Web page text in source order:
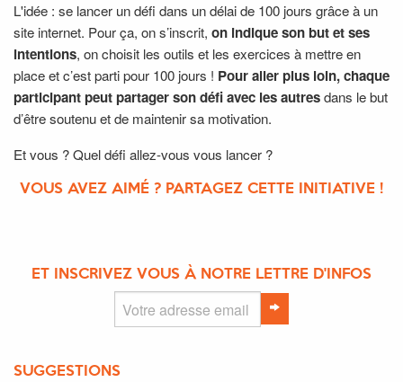
L'idée : se lancer un défi dans un délai de 100 jours grâce à un
site internet. Pour ça, on s’inscrit, on indique son but et ses
intentions, on choisit les outils et les exercices à mettre en
place et c’est parti pour 100 jours ! Pour aller plus loin, chaque
participant peut partager son défi avec les autresdans le but
d’être soutenu et de maintenir sa motivation.
Et vous ? Quel défi allez-vous vous lancer ?
VOUS AVEZ AIMÉ ? PARTAGEZ CETTE INITIATIVE !
ET INSCRIVEZ VOUS À NOTRE LETTRE D'INFOS
SUGGESTIONS